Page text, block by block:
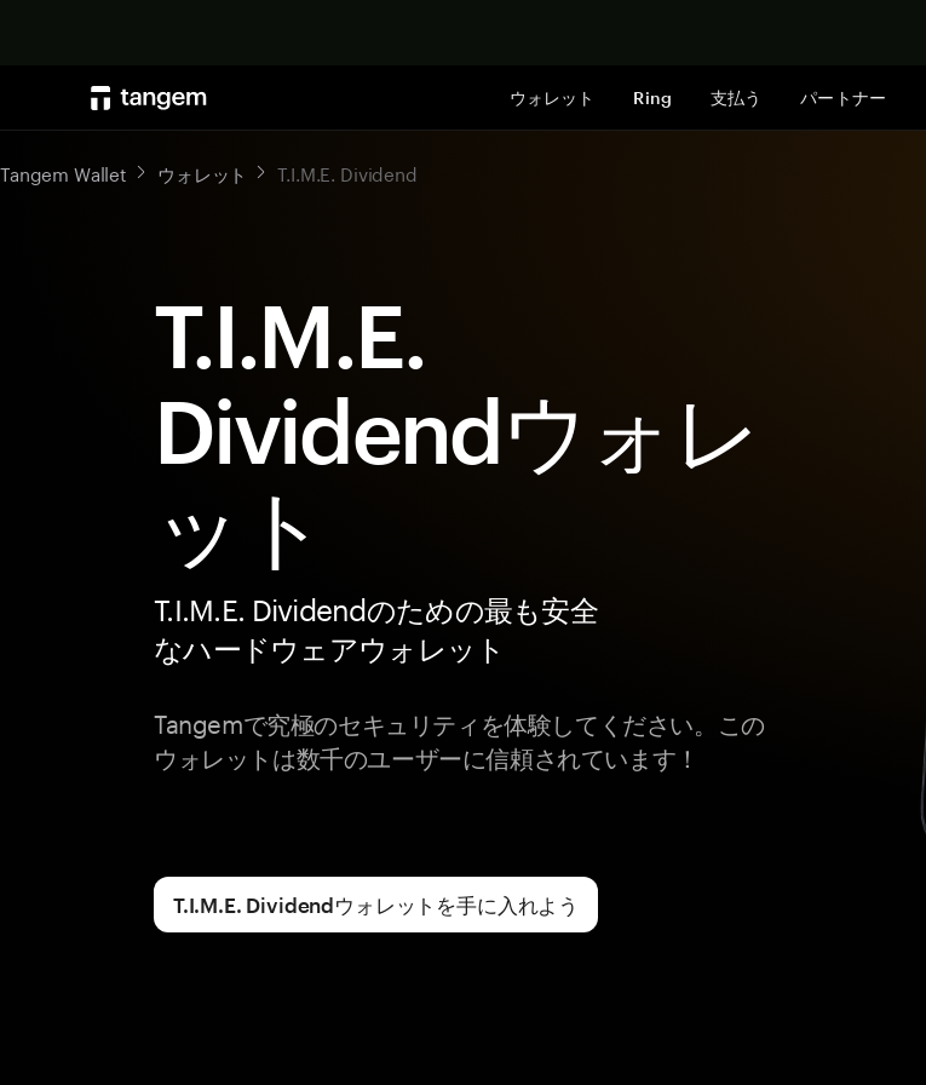
ウォレット Ring 支払う パートナー
Tangem Wallet ウォレット T.I.M.E. Dividend
T.I.M.E.
Dividendウォレ
ット
T.I.M.E. Dividendのための最も安全
なハードウェアウォレット
Tangemで究極のセキュリティを体験してください。この
ウォレットは数千のユーザーに信頼されています！
T.I.M.E. Dividendウォレットを手に入れよう